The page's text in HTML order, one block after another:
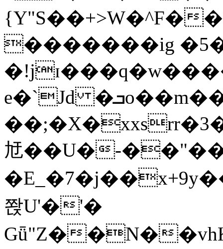
{Y"S��+>W�^F�
�������ig
e�`Jd �ܒo��m��1��d|
㝼��U�-
쫝U'�'�
Gǖ"Z��N�